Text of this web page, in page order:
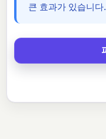
큰 효과가 있습니다.